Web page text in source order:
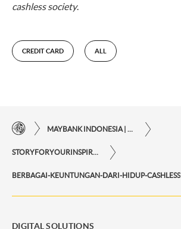
cashless society.
CREDIT CARD ALL
MAYBANK INDONESIA | THE EASE OF FINANCIAL TRANSACTIONS IN JUST ONE CLICK AWAY
STORYFORYOURINSPIRATIONPERSONAL
BERBAGAI-KEUNTUNGAN-DARI-HIDUP-CASHLESS
DIGITAL SOLUTIONS